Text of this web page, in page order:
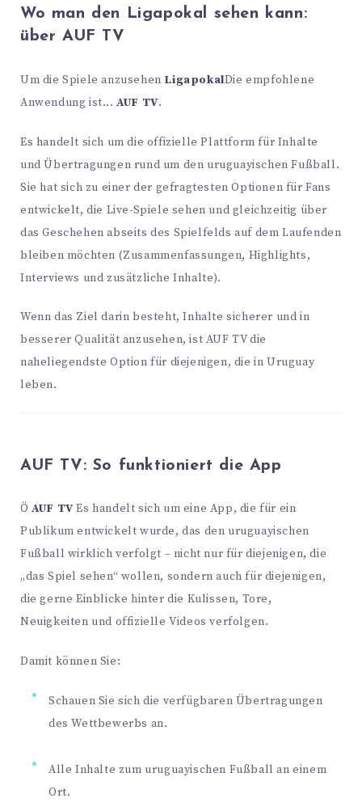
Wo man den Ligapokal sehen kann:
über AUF TV
Um die Spiele anzusehen LigapokalDie empfohlene
Anwendung ist...AUF TV.
Es handelt sich um die offizielle Plattform für Inhalte
und Übertragungen rund um den uruguayischen Fußball.
Sie hat sich zu einer der gefragtesten Optionen für Fans
entwickelt, die Live-Spiele sehen und gleichzeitig über
das Geschehen abseits des Spielfelds auf dem Laufenden
bleiben möchten (Zusammenfassungen, Highlights,
Interviews und zusätzliche Inhalte).
Wenn das Ziel darin besteht, Inhalte sicherer und in
besserer Qualität anzusehen, ist AUF TV die
naheliegendste Option für diejenigen, die in Uruguay
leben.
AUF TV: So funktioniert die App
ÖAUF TVEs handelt sich um eine App, die für ein
Publikum entwickelt wurde, das den uruguayischen
Fußball wirklich verfolgt – nicht nur für diejenigen, die
„das Spiel sehen“ wollen, sondern auch für diejenigen,
die gerne Einblicke hinter die Kulissen, Tore,
Neuigkeiten und offizielle Videos verfolgen.
Damit können Sie:
Schauen Sie sich die verfügbaren Übertragungen
des Wettbewerbs an.
Alle Inhalte zum uruguayischen Fußball an einem
Ort.